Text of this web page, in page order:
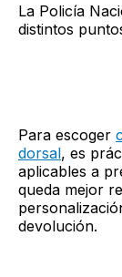
La Policía
distintos
Para escoger
dorsal, es
aplicables a
queda mejor
devolución.